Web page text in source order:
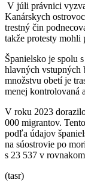
V júli právnici
Kanárskych
trestný čin
takže protesty mohli
Španielsko je spolu
hlavných vstupných
množstvu obetí je
menej kontrolovaná
V roku 2023
000 migrantov.
podľa údajov
na súostrovie po
s 23 537 v
(tasr)